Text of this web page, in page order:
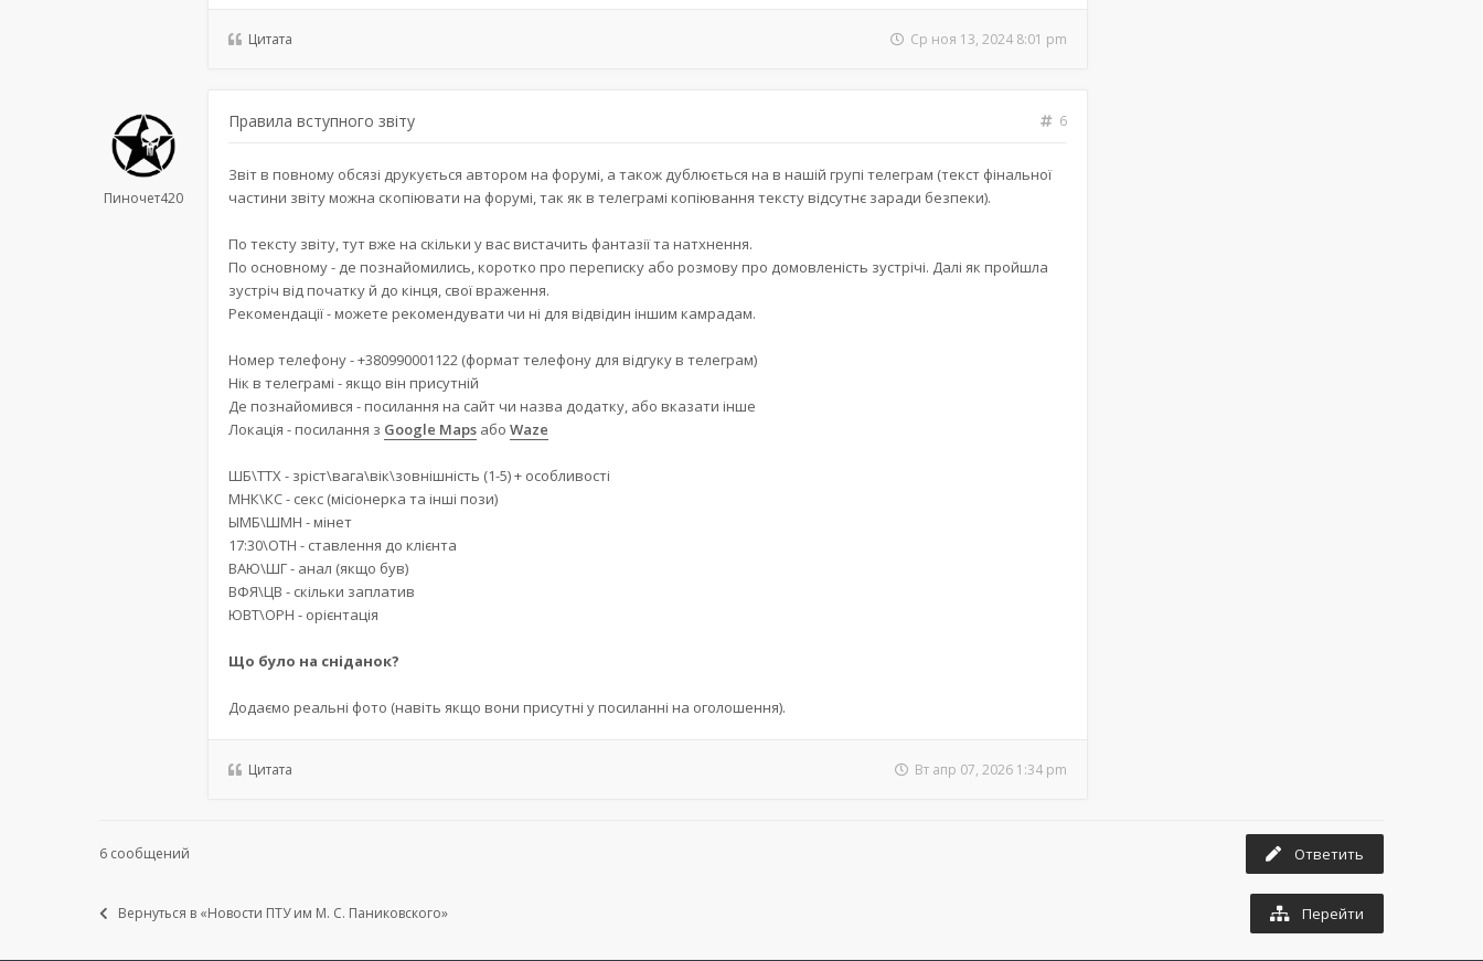
Цитата Ср ноя 13, 2024 8:01 pm
Пиночет420
Правила вступного звіту 6
Звіт в повному обсязі друкується автором на форумі, а також дублюється на в нашій групі телеграм (текст фінальної
частини звіту можна скопіювати на форумі, так як в телеграмі копіювання тексту відсутнє заради безпеки).
По тексту звіту, тут вже на скільки у вас вистачить фантазії та натхнення.
По основному - де познайомились, коротко про переписку або розмову про домовленість зустрічі. Далі як пройшла
зустріч від початку й до кінця, свої враження.
Рекомендації - можете рекомендувати чи ні для відвідин іншим камрадам.
Номер телефону - +380990001122 (формат телефону для відгуку в телеграм)
Нік в телеграмі - якщо він присутній
Де познайомився - посилання на сайт чи назва додатку, або вказати інше
Локація - посилання з Google Maps або Waze
ШБ\ТТХ - зріст\вага\вік\зовнішність (1-5) + особливості
МНК\КС - секс (місіонерка та інші пози)
ЫМБ\ШМН - мінет
17:30\ОТН - ставлення до клієнта
ВАЮ\ШГ - анал (якщо був)
ВФЯ\ЦВ - скільки заплатив
ЮВТ\ОРН - орієнтація
Що було на сніданок?
Додаємо реальні фото (навіть якщо вони присутні у посиланні на оголошення).
Цитата Вт апр 07, 2026 1:34 pm
6 сообщений Ответить
Вернуться в «Новости ПТУ им М. С. Паниковского» Перейти